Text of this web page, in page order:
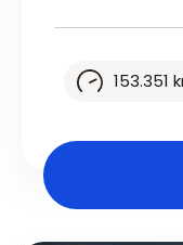
153.351